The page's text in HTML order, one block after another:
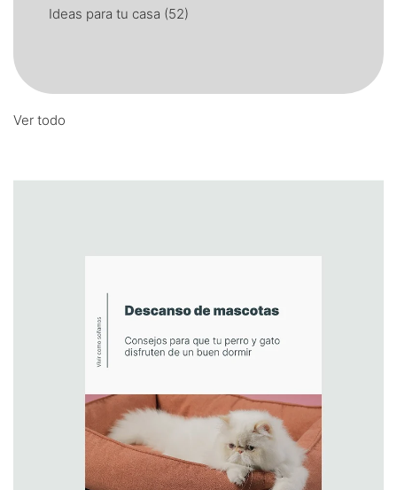
Ideas para tu casa (52)
Ver todo